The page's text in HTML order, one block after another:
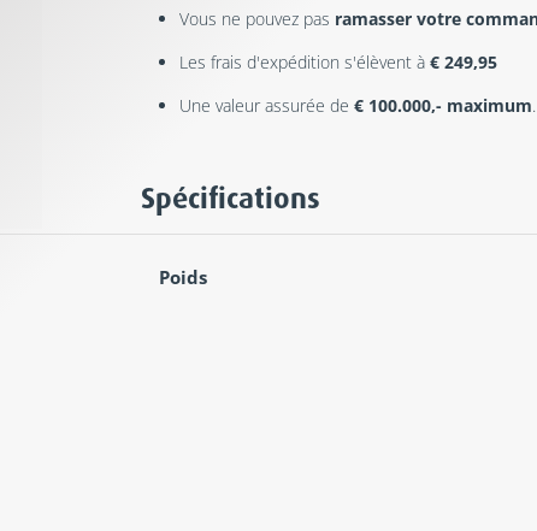
Vous ne pouvez pas ramasser votre
Les frais d'expédition s'élèvent à € 249,95
Une valeur assurée de € 100.000,- maximum.
Spécifications
Poids